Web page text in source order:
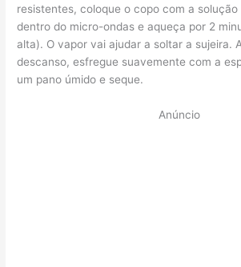
resistentes, coloque o copo com a
dentro do micro-ondas e aqueça por 2
alta). O vapor vai ajudar a soltar a sujeira.
descanso, esfregue suavemente com a
um pano úmido e seque.
Anúncio